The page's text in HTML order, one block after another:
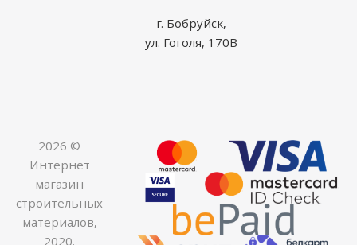
г. Бобруйск,
ул. Гоголя, 170В
2026 ©
Интернет
магазин
строительных
материалов,
2020.